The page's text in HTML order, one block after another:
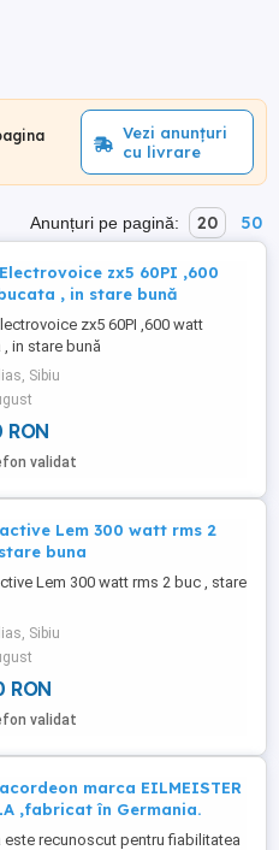
Vezi anunțuri
cu livrare
Anunțuri pe pagină: 20 50
zx5 60PI ,600
, in stare bună
zx5 60PI ,600 watt
, in stare bună
Sibiu
RON
validat
Lem 300 watt rms 2
buna
Lem 300 watt rms 2 buc , stare
Sibiu
RON
validat
marca EILMEISTER
,fabricat în Germania.
este recunoscut pentru fiabilitatea